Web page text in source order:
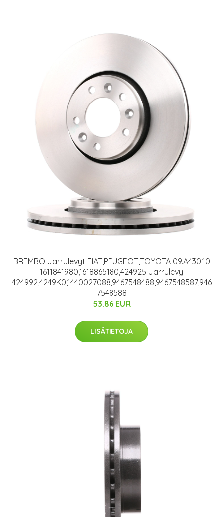
BREMBO Jarrulevyt FIAT,PEUGEOT,TOYOTA 09.A430.10
1611841980,1618865180,424925 Jarrulevy
424992,4249K0,1440027088,9467548488,9467548587,946
7548588
53.86 EUR
LISÄTIETOJA